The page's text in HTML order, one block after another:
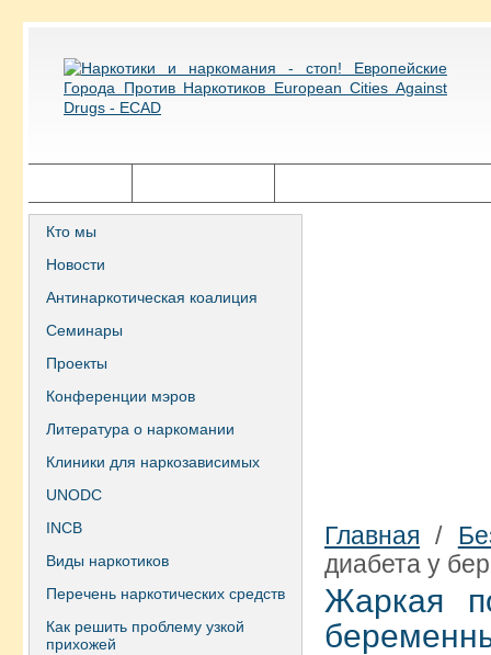
Кто мы
Новости
Антинаркотическая коалиция
Семинары
Проекты
Конференции мэров
Литература о наркомании
Клиники для наркозависимых
UNODC
INCB
Виды наркотиков
Перечень наркотических средств
Как решить проблему узкой
прихожей
Главная /
диабета у
Жаркая